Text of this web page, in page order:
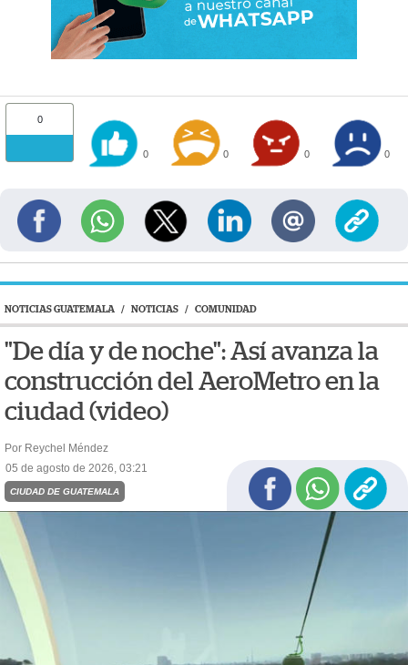
0
0 0 0 0
NOTICIAS GUATEMALA / NOTICIAS / COMUNIDAD
"De día y de noche": Así avanza la
construcción del AeroMetro en la
ciudad (video)
Por Reychel Méndez
05 de agosto de 2026, 03:21
CIUDAD DE GUATEMALA